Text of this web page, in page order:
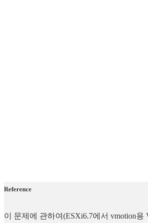
Reference
이 문제에 관하여(ESXi6.7에서 vmotion용